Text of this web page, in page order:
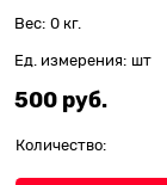
Вес: 0 кг.
Ед. измерения: шт
500 руб.
Количество: